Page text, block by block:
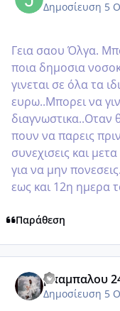
Δημοσίευση 5
Γεια σαου Όλγα.
ποια δημοσια
γινεται σε όλα τα
ευρω..Μπορει να
διαγνωστικα..Οταν
πουν να παρεις
συνεχισεις και
για να μην
εως και 12η ημερα
Παράθεση
μπαμπαλου
Δημοσίευση 5